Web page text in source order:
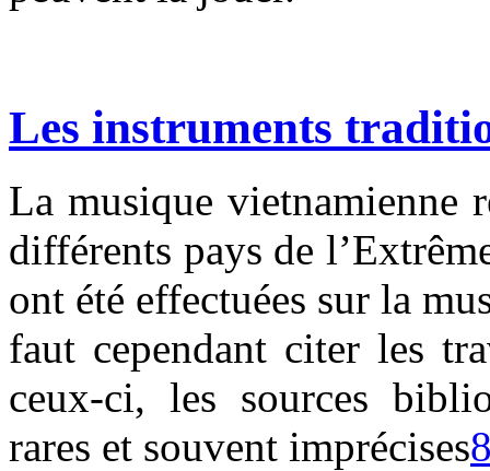
Les instruments
La musique vietnamienne
différents pays de
ont été effectuées sur la
faut cependant citer les
ceux-ci, les sources
rares et souvent imprécises